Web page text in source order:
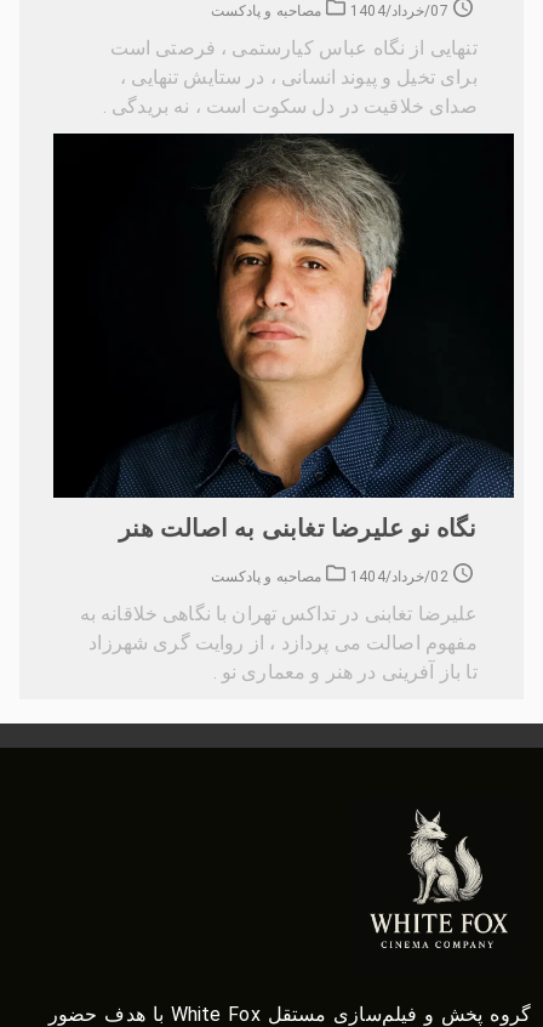
07/خرداد/1404 مصاحبه و پادکست
تنهایی از نگاه عباس کیارستمی ، فرصتی است
برای تخیل و پیوند انسانی ، در ستایش تنهایی ،
صدای خلاقیت در دل سکوت است ، نه بریدگی .
نگاه نو علیرضا تغابنی به اصالت هنر
02/خرداد/1404 مصاحبه و پادکست
علیرضا تغابنی در تداکس تهران با نگاهی خلاقانه به
مفهوم اصالت می پردازد ، از روایت گری شهرزاد
تا باز آفرینی در هنر و معماری نو .
گروه پخش و فیلم‌سازی مستقل White Fox با هدف حضور